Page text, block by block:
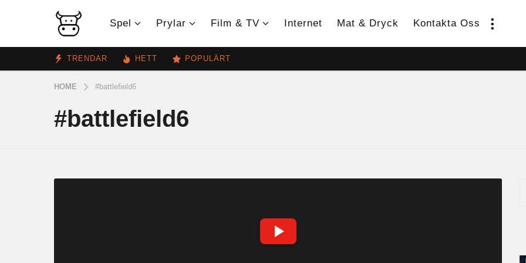
Spel Prylar Film & TV Internet Mat & Dryck Kontakta Oss
TRENDAR HETT POPULÄRT
HOME #battlefield6
#battlefield6
S